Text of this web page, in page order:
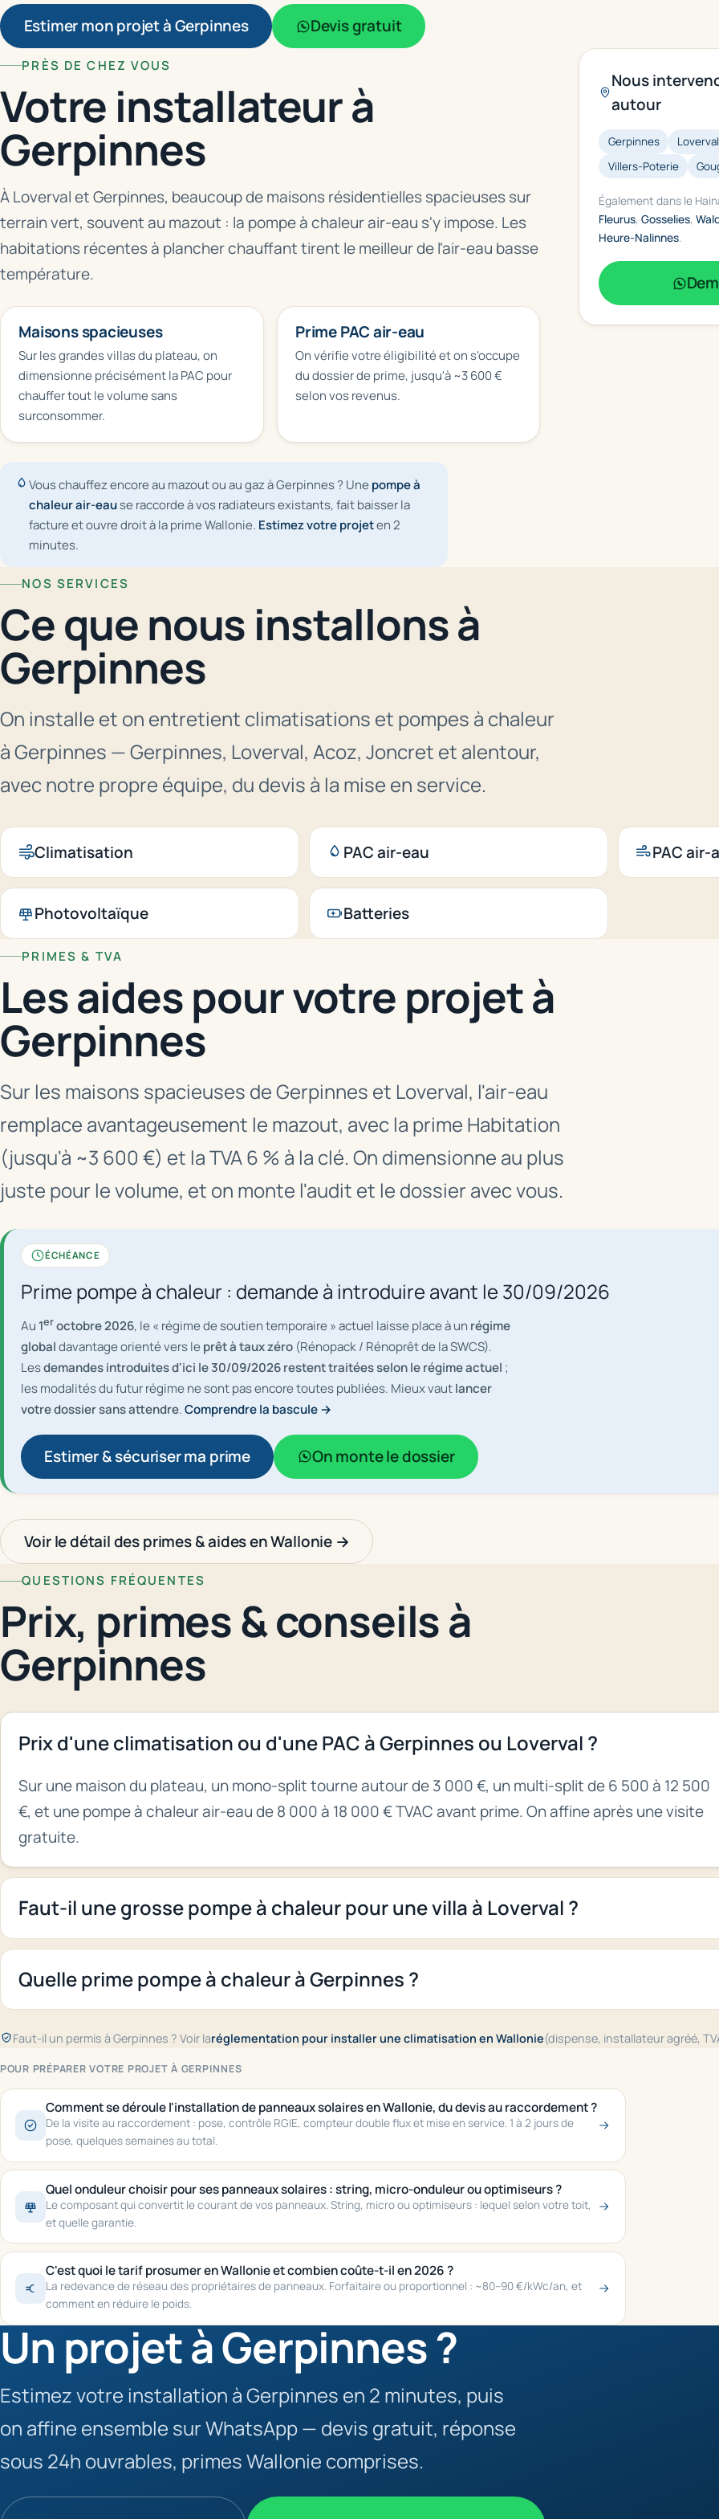
Estimer mon projet à Gerpinnes Devis gratuit
PRÈS DE CHEZ VOUS
Votre installateur à
Gerpinnes
À Loverval et Gerpinnes, beaucoup de maisons résidentielles spacieuses sur
terrain vert, souvent au mazout : la pompe à chaleur air-eau s'y impose. Les
habitations récentes à plancher chauffant tirent le meilleur de l'air-eau basse
température.
Maisons spacieuses
Sur les grandes villas du plateau, on
dimensionne précisément la PAC pour
chauffer tout le volume sans
surconsommer.
Prime PAC air-eau
On vérifie votre éligibilité et on s'occupe
du dossier de prime, jusqu'à ~3 600 €
selon vos revenus.
Vous chauffez encore au mazout ou au gaz à Gerpinnes ? Une pompe à
chaleur air-eause raccorde à vos radiateurs existants, fait baisser la
facture et ouvre droit à la prime Wallonie. Estimez votre projeten 2
minutes.
Nous
autour
Gerpinnes
Loverval
Villers-Poterie
Également dans le
Fleurus,Gosselies,
Heure-Nalinnes.
NOS SERVICES
Ce que nous installons à
Gerpinnes
On installe et on entretient climatisations et pompes à chaleur
à Gerpinnes — Gerpinnes, Loverval, Acoz, Joncret et alentour,
avec notre propre équipe, du devis à la mise en service.
Climatisation PAC air-eau PAC air-
Photovoltaïque Batteries
PRIMES & TVA
Les aides pour votre projet à
Gerpinnes
Sur les maisons spacieuses de Gerpinnes et Loverval, l'air-eau
remplace avantageusement le mazout, avec la prime Habitation
(jusqu'à ~3 600 €) et la TVA 6 % à la clé. On dimensionne au plus
juste pour le volume, et on monte l'audit et le dossier avec vous.
ÉCHÉANCE
Prime pompe à chaleur : demande à introduire avant le 30/09/2026
Au 1eroctobre 2026, le « régime de soutien temporaire » actuel laisse place à un régime
globaldavantage orienté vers leprêt à taux zéro(Rénopack / Rénoprêt de la SWCS).
Lesdemandes introduites d'ici le 30/09/2026 restent traitées selon le régime actuel ;
les modalités du futur régime ne sont pas encore toutes publiées. Mieux vautlancer
votre dossier sans attendre.Comprendre la bascule →
Estimer & sécuriser ma prime On monte le dossier
Voir le détail des primes & aides en Wallonie →
QUESTIONS FRÉQUENTES
Prix, primes & conseils à
Gerpinnes
Prix d'une climatisation ou d'une PAC à Gerpinnes ou Loverval ?
Sur une maison du plateau, un mono-split tourne autour de 3 000 €, un multi-split de 6 500 à 12 500
€, et une pompe à chaleur air-eau de 8 000 à 18 000 € TVAC avant prime. On affine après une visite
gratuite.
Faut-il une grosse pompe à chaleur pour une villa à Loverval ?
Quelle prime pompe à chaleur à Gerpinnes ?
Faut-il un permis à Gerpinnes ? Voir laréglementation pour installer une climatisation en Wallonie(dispense, installateur agréé,
POUR PRÉPARER VOTRE PROJET À GERPINNES
Comment se déroule l'installation de panneaux solaires en Wallonie, du devis au raccordement ?
De la visite au raccordement : pose, contrôle RGIE, compteur double flux et mise en service. 1 à 2 jours de
pose, quelques semaines au total.
Quel onduleur choisir pour ses panneaux solaires : string, micro-onduleur ou optimiseurs ?
Le composant qui convertit le courant de vos panneaux. String, micro ou optimiseurs : lequel selon votre toit,
et quelle garantie.
C'est quoi le tarif prosumer en Wallonie et combien coûte-t-il en 2026 ?
La redevance de réseau des propriétaires de panneaux. Forfaitaire ou proportionnel : ~80–90 €/kWc/an, et
comment en réduire le poids.
Un projet à Gerpinnes ?
Estimez votre installation à Gerpinnes en 2 minutes, puis
on affine ensemble sur WhatsApp — devis gratuit, réponse
sous 24h ouvrables, primes Wallonie comprises.